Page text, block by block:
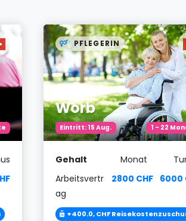
Worb
Eintritt: 15 Aug. 1 - 22
PFLEGERIN
Gehalt Monat
Arbeitsvertr
ag
2800 CHF 6000
+400.0, CHF